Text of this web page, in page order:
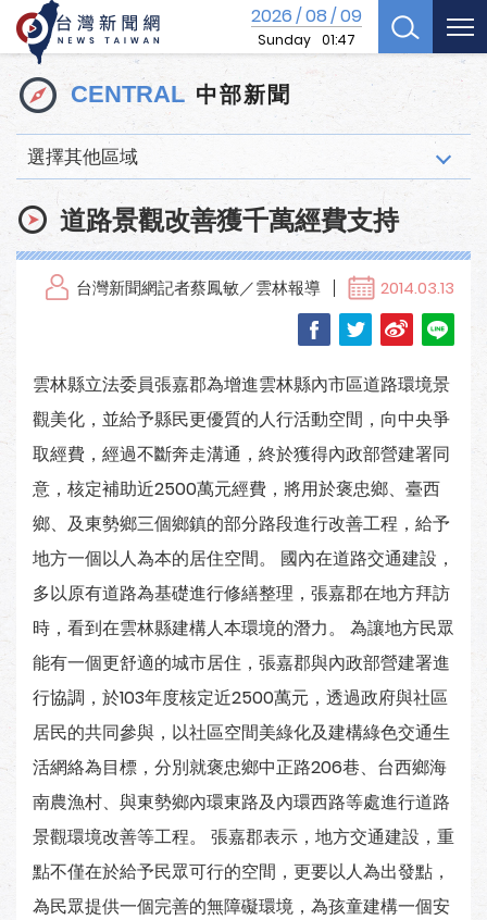
2026/08/09
Sunday 01:47
CENTRAL 中部新聞
選擇其他區域
道路景觀改善獲千萬經費支持
台灣新聞網記者蔡鳳敏／雲林報導 2014.03.13
雲林縣立法委員張嘉郡為增進雲林縣內市區道路環境景
觀美化，並給予縣民更優質的人行活動空間，向中央爭
取經費，經過不斷奔走溝通，終於獲得內政部營建署同
意，核定補助近2500萬元經費，將用於褒忠鄉、臺西
鄉、及東勢鄉三個鄉鎮的部分路段進行改善工程，給予
地方一個以人為本的居住空間。 國內在道路交通建設，
多以原有道路為基礎進行修繕整理，張嘉郡在地方拜訪
時，看到在雲林縣建構人本環境的潛力。 為讓地方民眾
能有一個更舒適的城市居住，張嘉郡與內政部營建署進
行協調，於103年度核定近2500萬元，透過政府與社區
居民的共同參與，以社區空間美綠化及建構綠色交通生
活網絡為目標，分別就褒忠鄉中正路206巷、台西鄉海
南農漁村、與東勢鄉內環東路及內環西路等處進行道路
景觀環境改善等工程。 張嘉郡表示，地方交通建設，重
點不僅在於給予民眾可行的空間，更要以人為出發點，
為民眾提供一個完善的無障礙環境，為孩童建構一個安